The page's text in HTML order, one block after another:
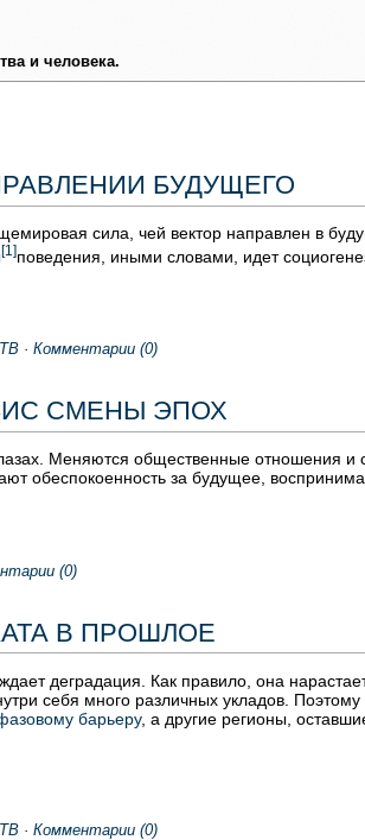
и человека.
БУДУЩЕГО
сила, чей вектор направлен в
[1]поведения, иными словами, идет
· Комментарии (0)
СМЕНЫ ЭПОХ
Меняются общественные отношения и
обеспокоенность за будущее,
(0)
В ПРОШЛОE
деградация. Как правило, она
себя много различных укладов.
барьеру, а другие регионы,
· Комментарии (0)